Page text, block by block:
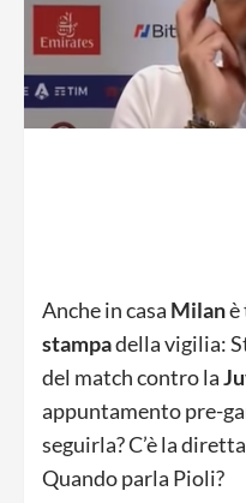
Anche in casa Milanè
stampadella vigilia:
del match contro la
appuntamento pre-
seguirla? C’è la
Quando parla Pioli?